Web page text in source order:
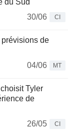
du Sud
30/06
CI
de
04/06
MT
Tyler
de
26/05
CI